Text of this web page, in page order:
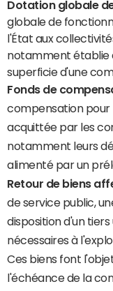
Dotation globale
globale de
l'État aux
notamment établie
superficie d'une
Fonds de
compensation pour
acquittée par les
notamment leurs
alimenté par un
Retour de biens
de service public,
disposition d'un
nécessaires à
Ces biens font
l'échéance de la